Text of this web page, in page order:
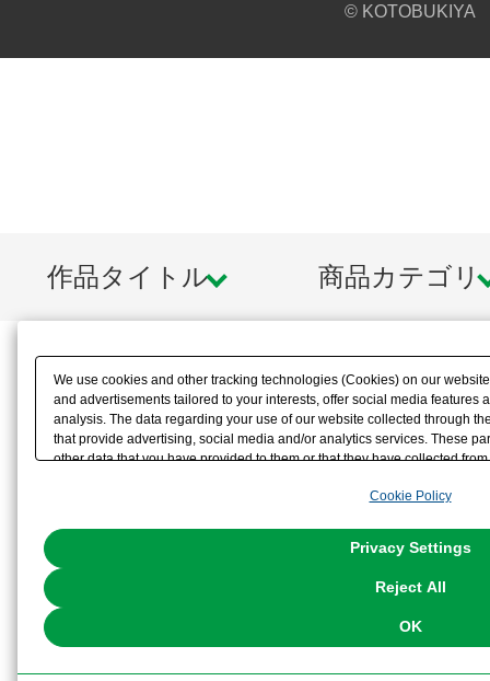
© KOTOBUKIYA
作品タイトル 商品カテゴリ
We use cookies and other tracking technologies (Cookies) on our
and advertisements tailored to your interests, offer social media features
analysis. The data regarding your use of our website collected through
that provide advertising, social media and/or analytics services. These
other data that you have provided to them or that they have collected
the use of all Cookies except for Strictly Necessary Cookies, please
You can change your consent or rejection settings at any time via
Cookie Policy
Privacy Settings
Reject All
OK